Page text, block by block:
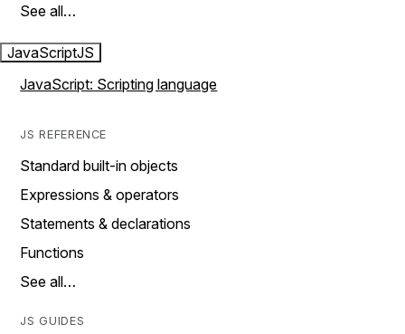
See all…
JavaScriptJS
JavaScript: Scripting language
JS REFERENCE
Standard built-in objects
Expressions & operators
Statements & declarations
Functions
See all…
JS GUIDES